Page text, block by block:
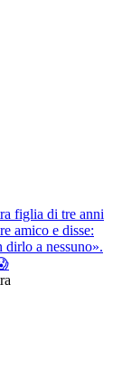
figlia di tre anni
amico e disse:
dirlo a nessuno».